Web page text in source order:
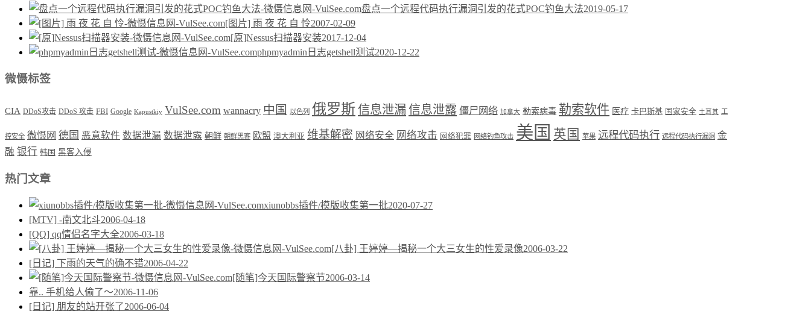
盘点一个远程代码执行漏洞引发的花式POC钓鱼大法2019-05-17
[图片] 雨 夜 花 自 怜2007-02-09
[原]Nessus扫描器安装2017-12-04
phpmyadmin日志getshell测试2020-12-22
微慑标签
CIA DDoS攻击 DDoS 攻击 FBI Google Kapustkiy VulSee.com wannacry 中国 以色列 俄罗斯信息泄漏信息泄露 僵尸网络 加拿大 勒索病毒 勒索软件 医疗 卡巴斯基 国家安全 土耳其 工
控安全 微慑网 德国 恶意软件 数据泄漏 数据泄露 朝鲜 朝鲜黑客 欧盟 澳大利亚 维基解密 网络安全 网络攻击 网络犯罪 网络钓鱼攻击 美国 英国 苹果 远程代码执行 远程代码执行漏洞 金
融 银行 韩国 黑客入侵
热门文章
xiunobbs插件/模版收集第一批2020-07-27
[MTV] -南文北斗2006-04-18
[QQ] qq情侣名字大全2006-03-18
[八卦] 王婷婷—揭秘一个大三女生的性爱录像2006-03-22
[日记] 下雨的天气的确不错2006-04-22
[随笔]今天国际警察节2006-03-14
靠.. 手机给人偷了～2006-11-06
[日记] 朋友的站开张了2006-06-04